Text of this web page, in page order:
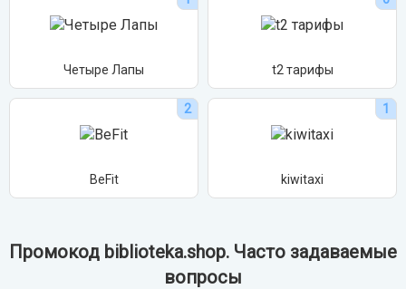
Четыре Лапы t2 тарифы
2
BeFit
1
kiwitaxi
Промокод biblioteka.shop. Часто задаваемые
вопросы